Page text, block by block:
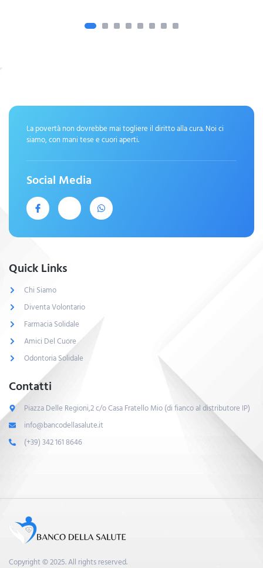
La povertà non dovrebbe mai togliere il diritto alla cura. Noi ci
siamo, con mani tese e cuori aperti.
Social Media
Quick Links
Chi Siamo
Diventa Volontario
Farmacia Solidale
Amici Del Cuore
Odontoria Solidale
Contatti
Piazza Delle Regioni,2 c/o Casa Fratello Mio (di fianco al distributore IP)
info@bancodellasalute.it
(+39) 342 161 8646
Copyright © 2025. All rights reserved.